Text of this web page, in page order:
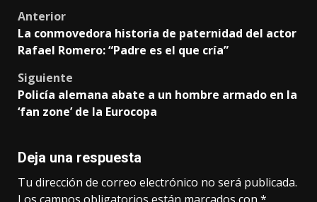
Post
navigation
Anterior
La conmovedora historia de paternidad del actor
Rafael Romero: “Padre es el que cría”
Siguiente
Policía alemana abate a un hombre armado en la
‘fan zone’ de la Eurocopa
Deja una respuesta
Tu dirección de correo electrónico no será publicada.